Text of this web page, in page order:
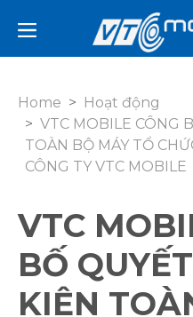
Home
Hoạt động
VTC MOBILE CÔNG
TOÀN BỘ MÁY TỔ
CÔNG TY VTC MOBILE
VTC
BỐ
KIỆN